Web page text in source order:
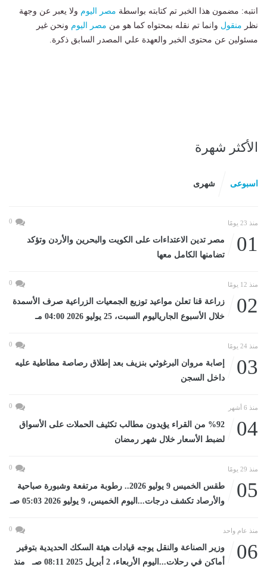
انتبه: مضمون هذا الخبر تم كتابته بواسطة مصر اليوم ولا يعبر عن وجهة
نظر منقول وانما تم نقله بمحتواه كما هو من مصر اليوم ونحن غير
مسئولين عن محتوى الخبر والعهدة علي المصدر السابق ذكرة.
الأكثر شهرة
اسبوعى شهرى
منذ 23 يومًا 0
01
مصر تدين الاعتداءات على الكويت والبحرين والأردن وتؤكد
تضامنها الكامل معها
منذ 12 يومًا 0
02
زراعة قنا تعلن مواعيد توزيع الجمعيات الزراعية صرف الأسمدة
خلال الأسبوع الجارياليوم السبت، 25 يوليو 2026 04:00 مـ
منذ 24 يومًا 0
03
إصابة مروان البرغوثي بنزيف بعد إطلاق رصاصة مطاطية عليه
داخل السجن
منذ 6 أشهر 0
04
%92 من القراء يؤيدون مطالب تكثيف الحملات على الأسواق
لضبط الأسعار خلال شهر رمضان
منذ 29 يومًا 0
05
طقس الخميس 9 يوليو 2026.. رطوبة مرتفعة وشبورة صباحية
والأرصاد تكشف درجات...اليوم الخميس، 9 يوليو 2026 05:03 صـ
منذ عام واحد 0
06
وزير الصناعة والنقل يوجه قيادات هيئة السكك الحديدية بتوفير
أماكن في رحلات...اليوم الأربعاء، 2 أبريل 2025 08:11 صـ منذ